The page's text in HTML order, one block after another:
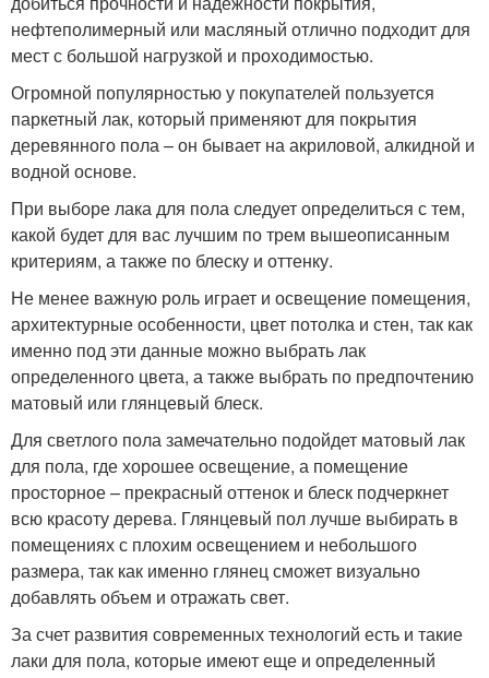
нефтеполимерный или масляный отлично подходит для
мест с большой нагрузкой и проходимостью.
Огромной популярностью у покупателей пользуется
паркетный лак, который применяют для покрытия
деревянного пола – он бывает на акриловой, алкидной и
водной основе.
При выборе лака для пола следует определиться с тем,
какой будет для вас лучшим по трем вышеописанным
критериям, а также по блеску и оттенку.
Не менее важную роль играет и освещение помещения,
архитектурные особенности, цвет потолка и стен, так как
именно под эти данные можно выбрать лак
определенного цвета, а также выбрать по предпочтению
матовый или глянцевый блеск.
Для светлого пола замечательно подойдет матовый лак
для пола, где хорошее освещение, а помещение
просторное – прекрасный оттенок и блеск подчеркнет
всю красоту дерева. Глянцевый пол лучше выбирать в
помещениях с плохим освещением и небольшого
размера, так как именно глянец сможет визуально
добавлять объем и отражать свет.
За счет развития современных технологий есть и такие
лаки для пола, которые имеют еще и определенный